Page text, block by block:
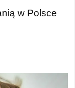
w Polsce